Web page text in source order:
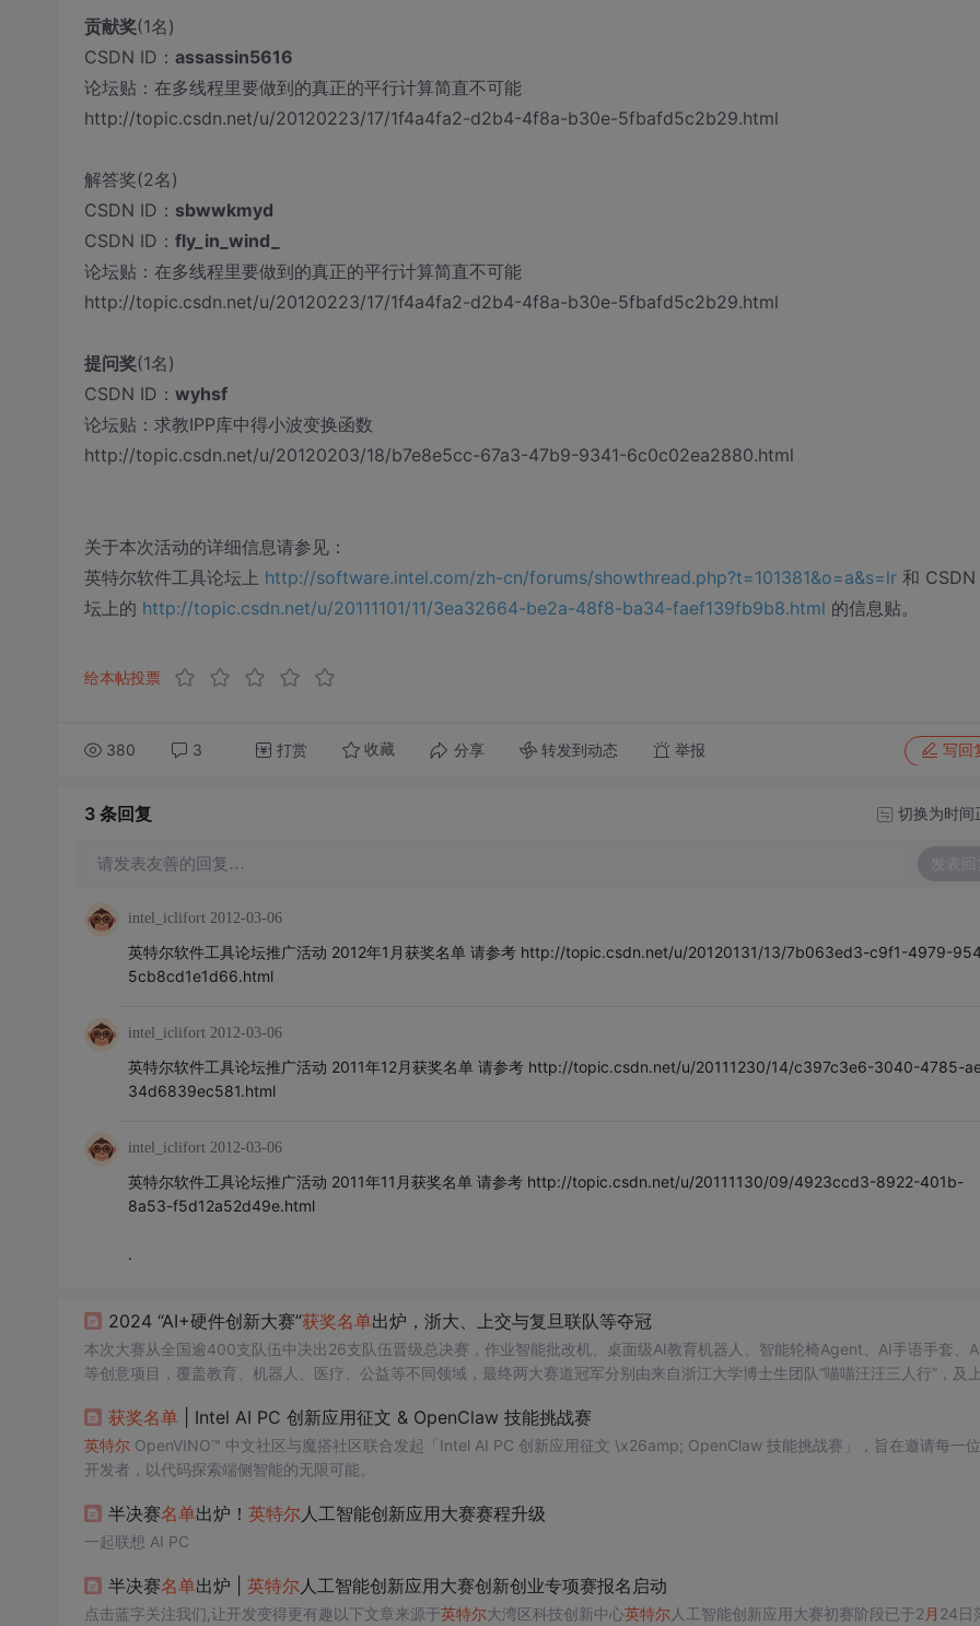
贡献奖(1名)
CSDN ID： assassin5616
论坛贴：在多线程里要做到的真正的平行计算简直不可能
http://topic.csdn.net/u/20120223/17/1f4a4fa2-d2b4-4f8a-b30e-5fbafd5c2b29.html
解答奖(2名)
CSDN ID： sbwwkmyd
CSDN ID： fly_in_wind_
论坛贴：在多线程里要做到的真正的平行计算简直不可能
http://topic.csdn.net/u/20120223/17/1f4a4fa2-d2b4-4f8a-b30e-5fbafd5c2b29.html
提问奖(1名)
CSDN ID： wyhsf
论坛贴：求教IPP库中得小波变换函数
http://topic.csdn.net/u/20120203/18/b7e8e5cc-67a3-47b9-9341-6c0c02ea2880.html
关于本次活动的详细信息请参见：
英特尔软件工具论坛上 http://software.intel.com/zh-cn/forums/showthread.php?t=101381&o=a&s=lr和 CSDN
坛上的 http://topic.csdn.net/u/20111101/11/3ea32664-be2a-48f8-ba34-faef139fb9b8.html 的信息贴。
给本帖投票
380 3 打赏 收藏 分享 转发到动态 举报 写回
3 条回复 切换为时间
请发表友善的回复… 发表回
intel_iclifort 2012-03-06
英特尔软件工具论坛推广活动 2012年1月获奖名单 请参考 http://topic.csdn.net/u/20120131/13/7b063ed3-c9f1-4979-
5cb8cd1e1d66.html
intel_iclifort 2012-03-06
英特尔软件工具论坛推广活动 2011年12月获奖名单 请参考 http://topic.csdn.net/u/20111230/14/c397c3e6-3040-4785-
34d6839ec581.html
intel_iclifort 2012-03-06
英特尔软件工具论坛推广活动 2011年11月获奖名单 请参考 http://topic.csdn.net/u/20111130/09/4923ccd3-8922-401b-
8a53-f5d12a52d49e.html
.
2024 “AI+硬件创新大赛”获奖名单出炉，浙大、上交与复旦联队等夺冠
本次大赛从全国逾400支队伍中决出26支队伍晋级总决赛，作业智能批改机、桌面级AI教育机器人、智能轮椅Agent、AI手语手套、
等创意项目，覆盖教育、机器人、医疗、公益等不同领域，最终两大赛道冠军分别由来自浙江大学博士生团队“喵喵汪汪三人行”，及
获奖名单 | Intel AI PC 创新应用征文 & OpenClaw 技能挑战赛
英特尔 OpenVINO™ 中文社区与魔搭社区联合发起「Intel AI PC 创新应用征文 \x26amp; OpenClaw 技能挑战赛」，旨在邀请每一
开发者，以代码探索端侧智能的无限可能。
半决赛名单出炉！ 英特尔人工智能创新应用大赛赛程升级
一起联想 AI PC
半决赛名单出炉 | 英特尔人工智能创新应用大赛创新创业专项赛报名启动
点击蓝字关注我们,让开发变得更有趣以下文章来源于英特尔大湾区科技创新中心英特尔 人工智能创新应用大赛初赛阶段已于2 月 24日